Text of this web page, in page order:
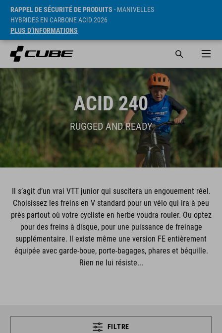
RAPPEL DE SÉCURITÉ DE PRODUITS - MANIVELLES
HYBRIDES EN CARBONE ACID 2026
PLUS D’INFORMATIONS
ACID 240
RUGGED AND READY
Il s’agit d’un vrai VTT junior qui suscitera un engouement réel.
Choisissez les freins en V standard pour un vélo qui ira à peu
près partout où votre cycliste en herbe voudra rouler. Ou optez
pour des freins à disque, pour une puissance de freinage
supplémentaire. Il existe même une version FE entièrement
équipée avec garde-boue, porte-bagages, phares et béquille.
Rien ne lui résiste...
FILTRE